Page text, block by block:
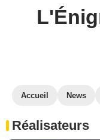
Accueil News
Réalisateurs